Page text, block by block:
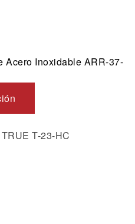
Acero Inoxidable ARR-37-